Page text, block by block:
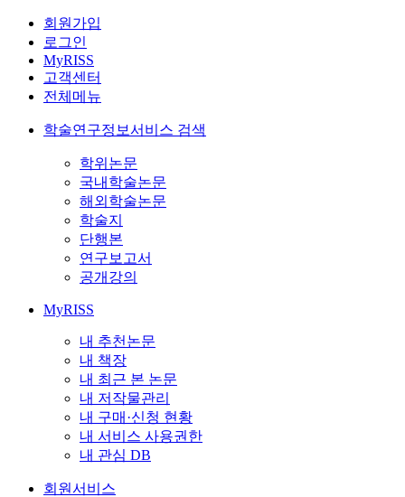
회원가입
로그인
MyRISS
고객센터
전체메뉴
학술연구정보서비스 검색
학위논문
국내학술논문
해외학술논문
학술지
단행본
연구보고서
공개강의
MyRISS
내 추천논문
내 책장
내 최근 본 논문
내 저작물관리
내 구매·신청 현황
내 서비스 사용권한
내 관심 DB
회원서비스